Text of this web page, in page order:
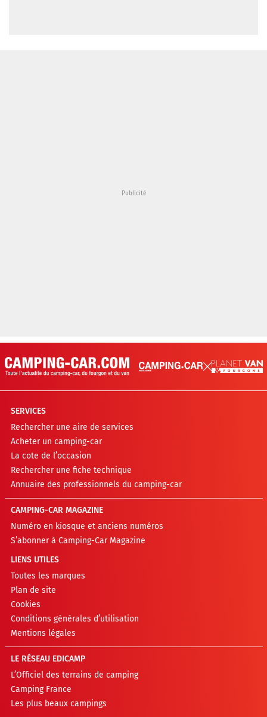
SERVICES
Rechercher une aire de services
Acheter un camping-car
La cote de l’occasion
Rechercher une fiche technique
Annuaire des professionnels du camping-car
CAMPING-CAR MAGAZINE
Numéro en kiosque et anciens numéros
S’abonner à Camping-Car Magazine
LIENS UTILES
Toutes les marques
Plan de site
Cookies
Conditions générales d’utilisation
Mentions légales
LE RÉSEAU EDICAMP
L’Officiel des terrains de camping
Camping France
Les plus beaux campings